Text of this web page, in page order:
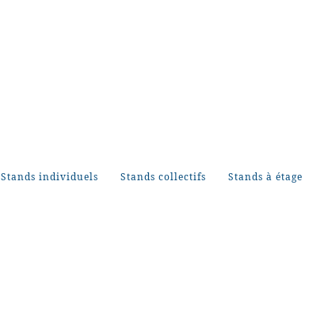
Stands individuels Stands collectifs Stands à étage